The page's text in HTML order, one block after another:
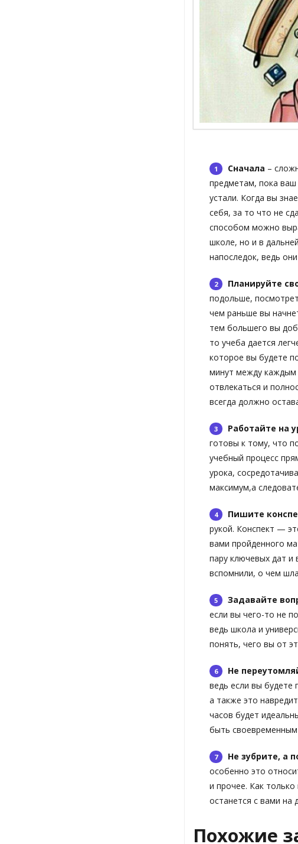
Сначала –
предметам, пока ваш
устали. Когда вы
себя, за то что не
способом можно
школе, но и в
напоследок, ведь
Планируйте
подольше,
чем раньше вы
тем большего вы
то учеба дается
которое вы будете
минут между каждым
отвлекаться и
всегда должно
Работайте на
готовы к тому, что
учебный процесс
урока,
максимум,а
Пишите
рукой. Конспект —
вами пройденного
пару ключевых дат и
вспомнили, о чем
Задавайте
если вы чего-то не
ведь школа и
понять, чего вы от
Не
ведь если вы будете
а также это
часов будет
быть
Не зубрите, а
особенно это
и прочее. Как
останется с вами на
Похожие